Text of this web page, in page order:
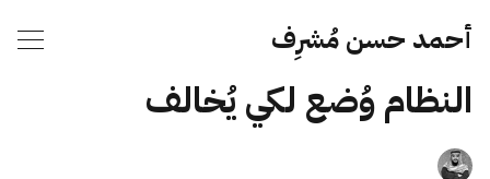
أحمد حسن مُشرِف
النظام وُضع لكي يُخالف